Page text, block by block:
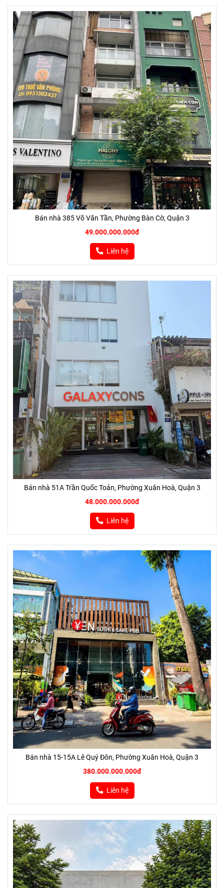
Bán nhà 385 Võ Văn Tần, Phường Bàn Cờ, Quận 3
49.000.000.000đ
Liên hệ
Bán nhà 51A Trần Quốc Toản, Phường Xuân Hoà, Quận 3
48.000.000.000đ
Liên hệ
Bán nhà 15-15A Lê Quý Đôn, Phường Xuân Hoà, Quận 3
380.000.000.000đ
Liên hệ